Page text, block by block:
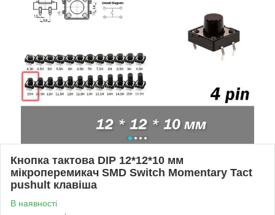
Кнопка тактова DIP 12*12*10 мм
мікроперемикач SMD Switch Momentary Tact
pushult клавіша
В наявності